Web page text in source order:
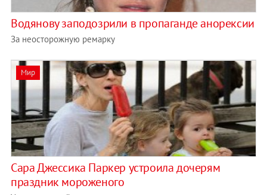
Водянову заподозрили в пропаганде анорексии
За неосторожную ремарку
Мир
Сара Джессика Паркер устроила дочерям
праздник мороженого